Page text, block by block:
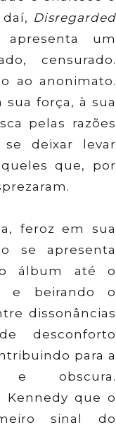
Disregarded
um
censurado.
ao anonimato.
sua força, à sua
pelas razões
deixar levar
que, por
feroz em sua
se apresenta
álbum até o
e beirando o
dissonâncias
desconforto
para a
e obscura.
Kennedy que o
sinal do